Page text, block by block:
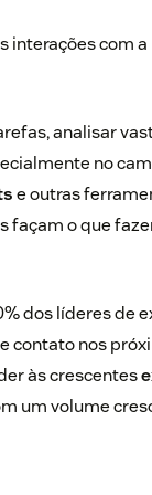
interações com
analisar
no
e outras
façam o que
dos líderes de
contato nos
às crescentes
um volume